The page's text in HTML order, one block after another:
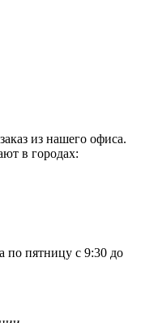
из нашего офиса.
в городах:
по пятницу с 9:30 до